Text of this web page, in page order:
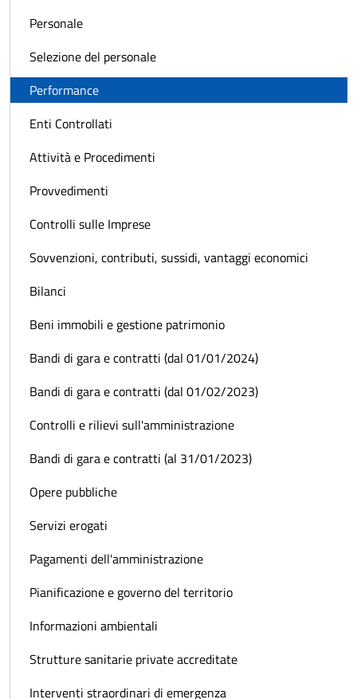
Personale
Selezione del personale
Performance
Enti Controllati
Attività e Procedimenti
Provvedimenti
Controlli sulle Imprese
Sovvenzioni, contributi, sussidi, vantaggi economici
Bilanci
Beni immobili e gestione patrimonio
Bandi di gara e contratti (dal 01/01/2024)
Bandi di gara e contratti (dal 01/02/2023)
Controlli e rilievi sull'amministrazione
Bandi di gara e contratti (al 31/01/2023)
Opere pubbliche
Servizi erogati
Pagamenti dell'amministrazione
Pianificazione e governo del territorio
Informazioni ambientali
Strutture sanitarie private accreditate
Interventi straordinari di emergenza